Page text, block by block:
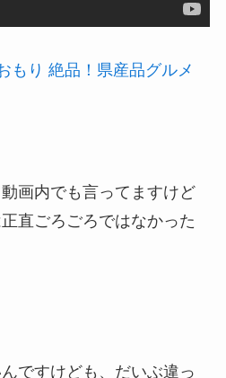
もり 絶品！県産品グルメ
画内でも言ってますけど
直ごろごろではなかった
ですけども、だいぶ違っ